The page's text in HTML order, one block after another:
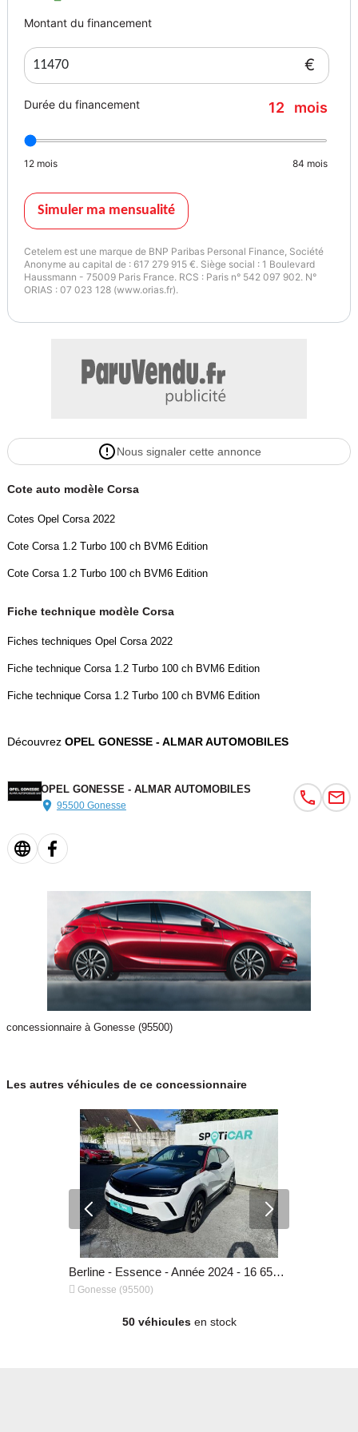
Montant du financement
€
Durée du financement 12 mois
12 mois 84 mois
Simuler ma mensualité
Cetelem est une marque de BNP Paribas Personal Finance, Société
Anonyme au capital de : 617 279 915 €. Siège social : 1 Boulevard
Haussmann - 75009 Paris France. RCS : Paris n° 542 097 902. N°
ORIAS : 07 023 128 (www.orias.fr).
Nous signaler cette annonce
Cote auto modèle Corsa
Cotes Opel Corsa 2022
Cote Corsa 1.2 Turbo 100 ch BVM6 Edition
Cote Corsa 1.2 Turbo 100 ch BVM6 Edition
Fiche technique modèle Corsa
Fiches techniques Opel Corsa 2022
Fiche technique Corsa 1.2 Turbo 100 ch BVM6 Edition
Fiche technique Corsa 1.2 Turbo 100 ch BVM6 Edition
Découvrez OPEL GONESSE - ALMAR AUTOMOBILES
OPEL GONESSE - ALMAR AUTOMOBILES
95500 Gonesse
concessionnaire à Gonesse (95500)
Les autres véhicules de ce concessionnaire
Berline - Essence - Année 2024 - 16 656 km, 16 480 €
 Gonesse (95500)
50 véhiculesen stock